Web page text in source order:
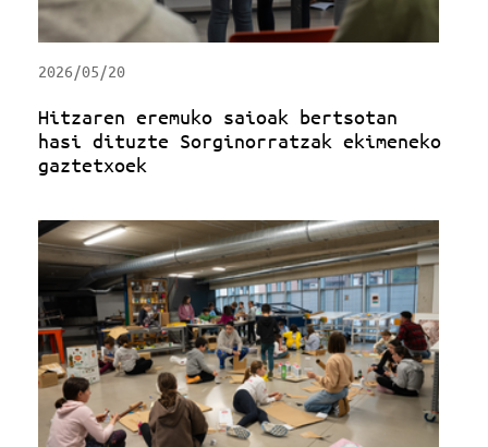
2026/05/20
Hitzaren eremuko saioak bertsotan
hasi dituzte Sorginorratzak ekimeneko
gaztetxoek